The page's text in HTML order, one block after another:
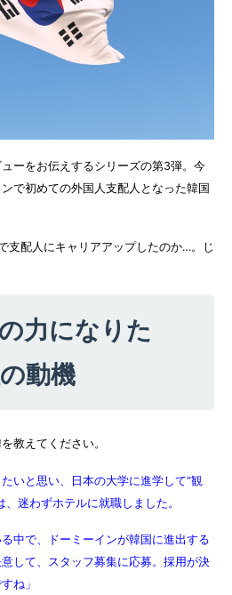
ーをお伝えするシリーズの第3弾。今
で初めての外国人支配人となった韓国
支配人にキャリアアップしたのか…。じ
力になりた
動機
教えてください。
いと思い、日本の大学に進学して“観
迷わずホテルに就職しました。
中で、ドーミーインが韓国に進出する
して、スタッフ募集に応募。採用が決
ね」